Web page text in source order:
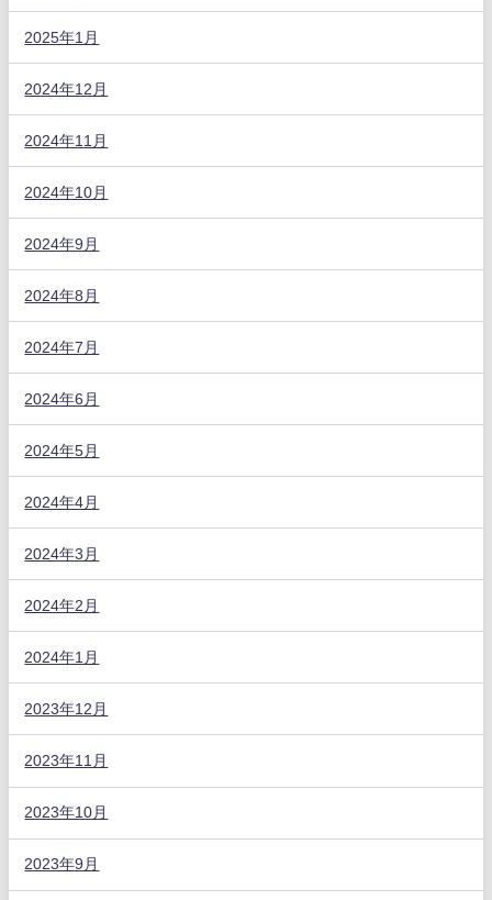
2025年1月
2024年12月
2024年11月
2024年10月
2024年9月
2024年8月
2024年7月
2024年6月
2024年5月
2024年4月
2024年3月
2024年2月
2024年1月
2023年12月
2023年11月
2023年10月
2023年9月